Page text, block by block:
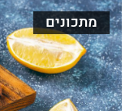
מתכונים